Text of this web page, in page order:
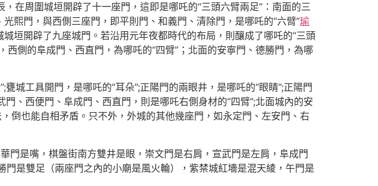
在周圍城垣開辟了十一座門，這即是哪吒的“三頭六臂兩足”：南面的三
熙門，與西側三座門，即平則門、和義門、清除門，是哪吒的“六臂”瑜
垣開辟了九座城門。若沿用元年夜都時代的布局，則釀成了哪吒的“三頭
側的阜成門、西直門，為哪吒的“四臂”；北面的安寧門、德勝門，為哪
城工具開門，是哪吒的“耳朵”;正陽門的兩眼井，是哪吒的“眼睛”;正陽門
、西便門、阜成門、西直門，則是哪吒右側身材的“四臂”;北面城內的安
倒也能自相矛盾。只不外，外城的其他幾座門，如永定門、左安門、右
門是嘴，棋盤街南方雙井是眼，崇文門是右肩，宣武門是左肩，阜成門
是雙足（兩座門之內的小廟是風火輪），紫禁城紅墻是混天綾，午門是